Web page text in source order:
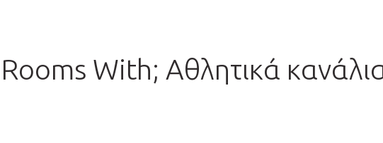
Rooms With; Αθλητικά